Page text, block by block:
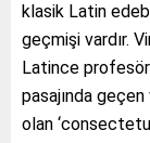
klasik Latin
geçmişi vardır.
Latince
pasajında
olan